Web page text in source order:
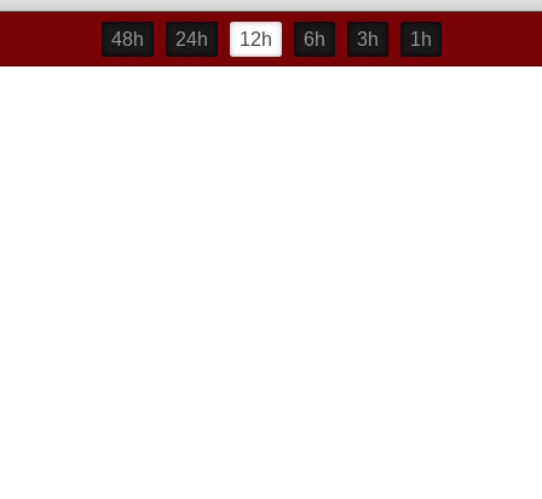
48h 24h 12h 6h 3h 1h